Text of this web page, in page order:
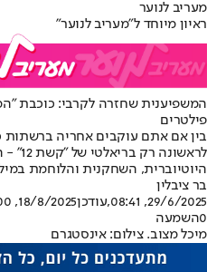
מעריב לנוער
ראיון מיוחד ל"מעריב לנוער"
המשפיענית שחזרה לקרבי: כוכבת
פילטרים
בין אם אתם עוקבים אחריה ברשתות
היוטיוברית, השחקנית והלוחמת
בר ציבלין
29/6/2025, 08:41
,עודכן18/8/2025, 08:00
0השמעה
מיכל מצוב. צילום: אינסטגרם